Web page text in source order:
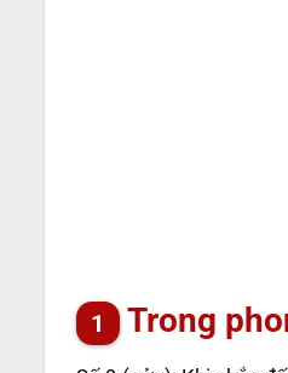
Trong